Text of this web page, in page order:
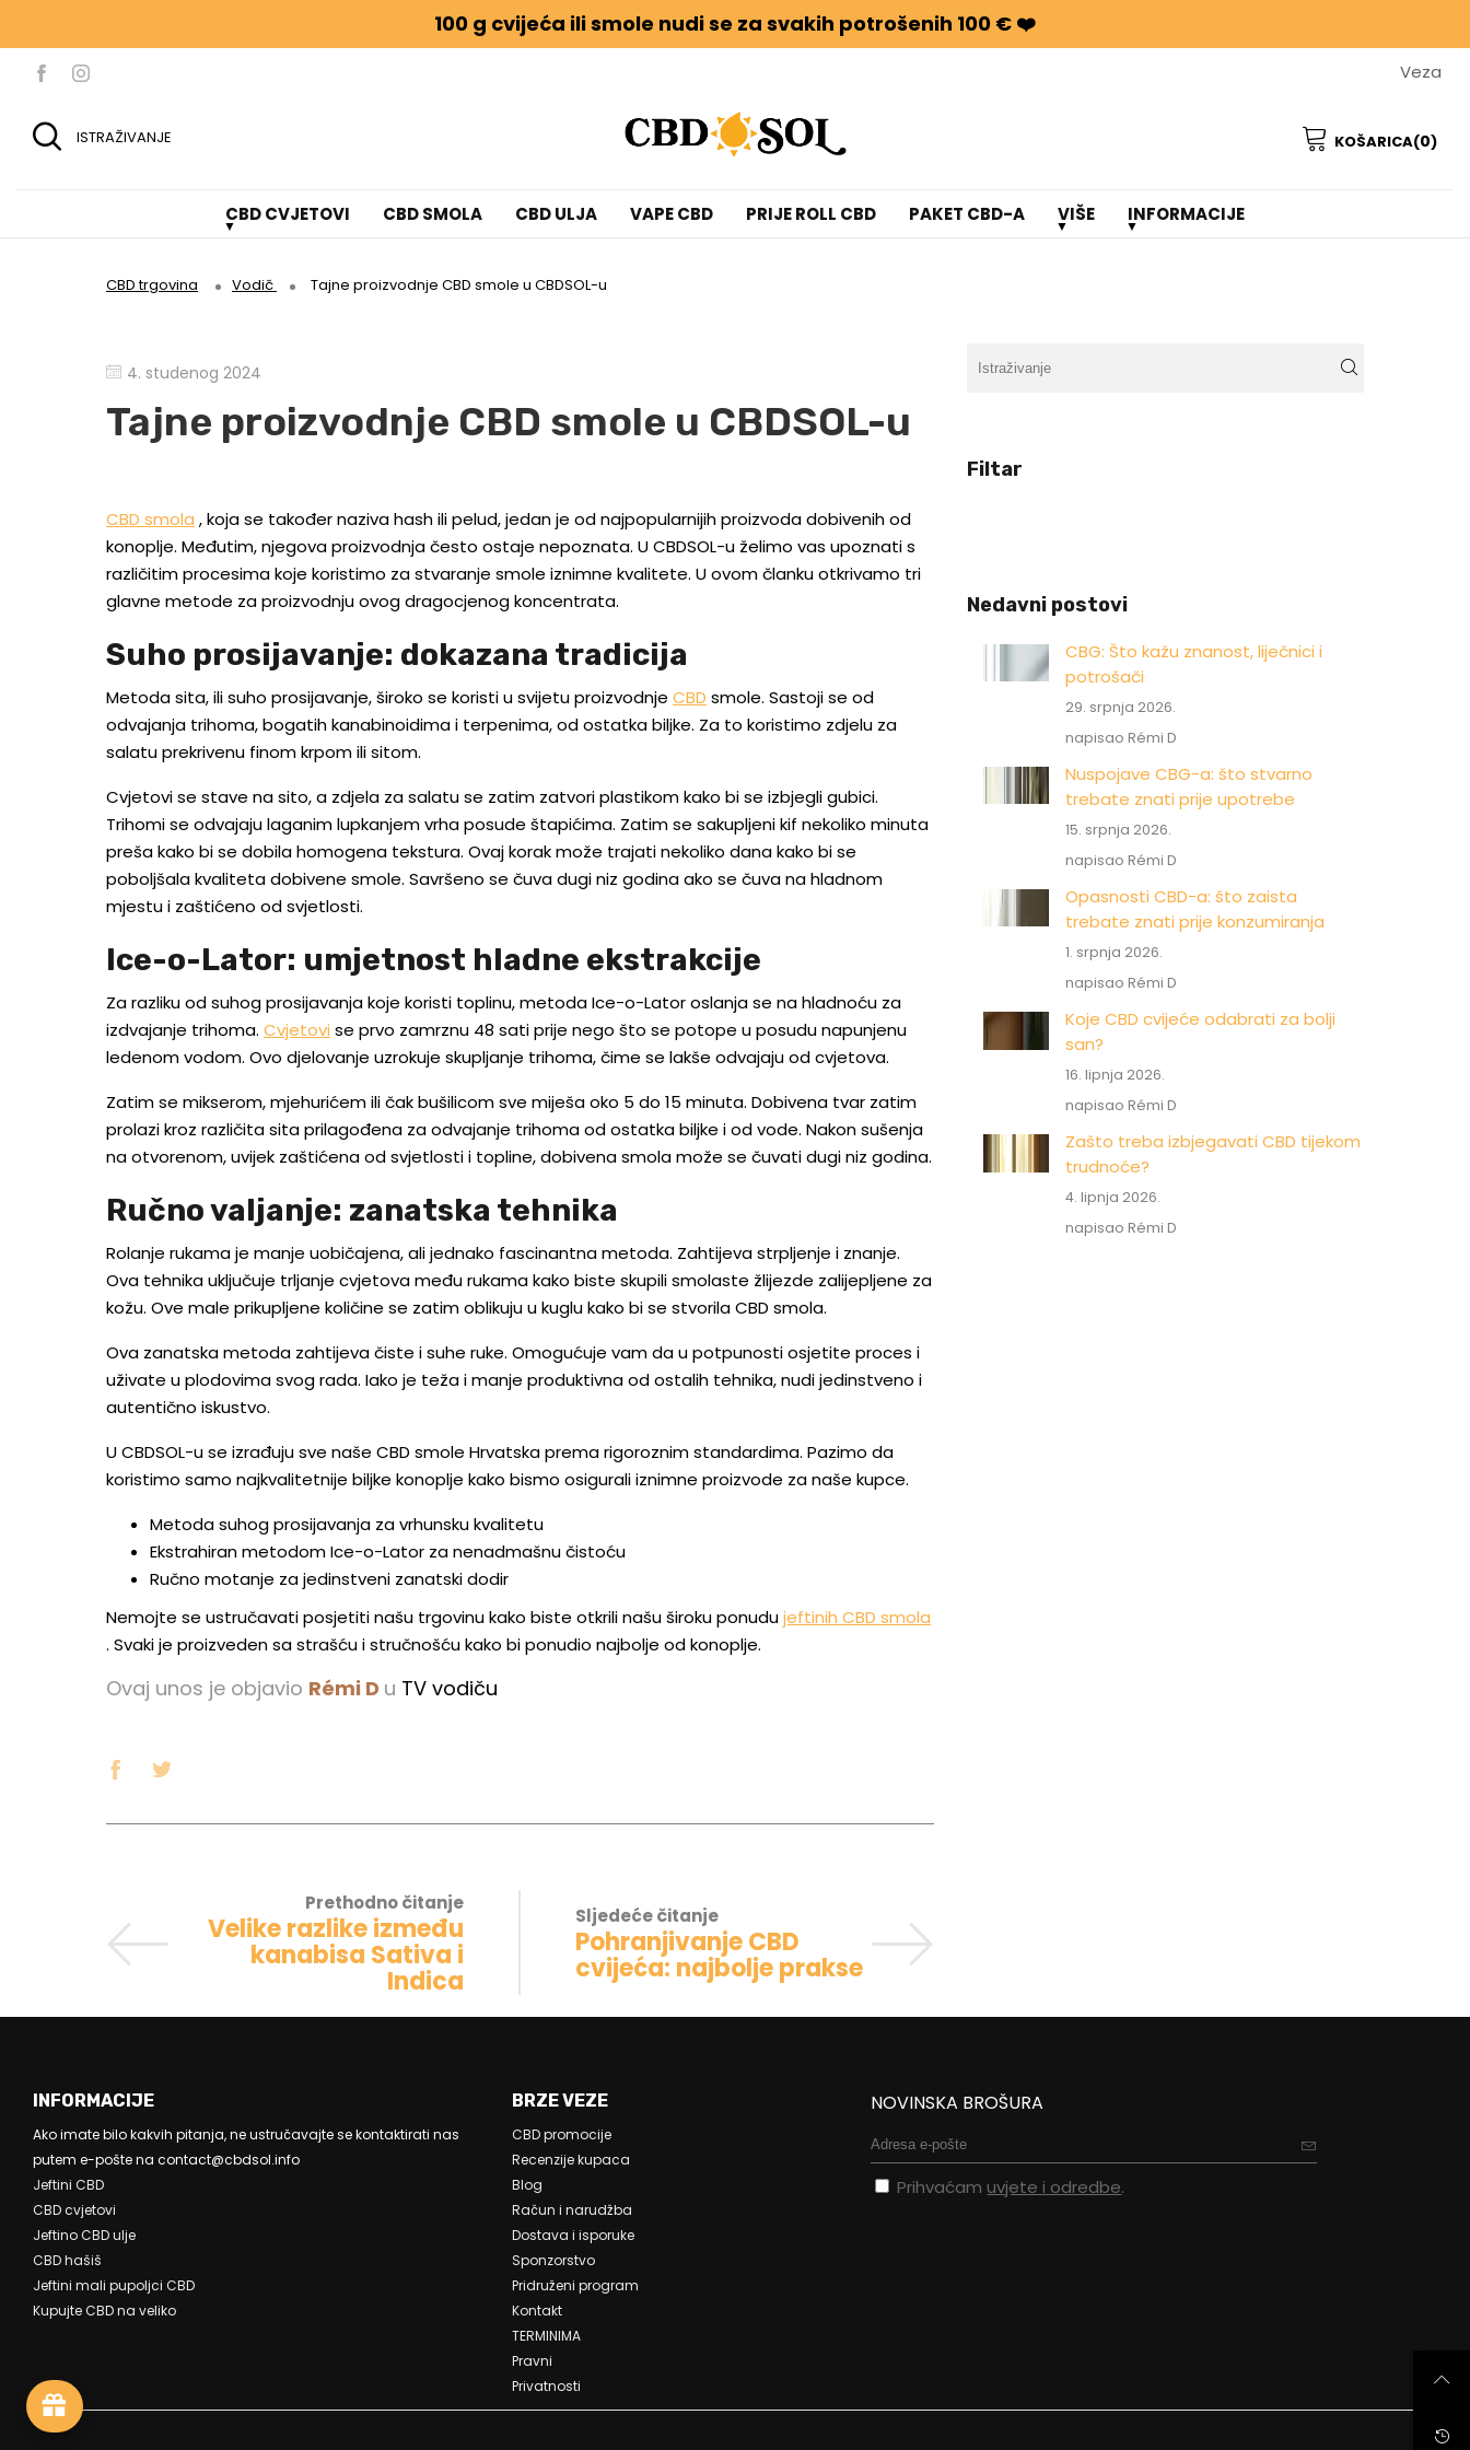
100 g cvijeća ili smole nudi se za svakih potrošenih 100 € ❤️
Veza
ISTRAŽIVANJE KOŠARICA(0)
CBD CVJETOVI CBD SMOLA CBD ULJA VAPE CBD PRIJE ROLL CBD PAKET CBD-A VIŠE INFORMACIJE
CBD trgovina Vodič Tajne proizvodnje CBD smole u CBDSOL-u
4. studenog 2024
Tajne proizvodnje CBD smole u CBDSOL-u
CBD smola , koja se također naziva hash ili pelud, jedan je od najpopularnijih proizvoda dobivenih od
konoplje. Međutim, njegova proizvodnja često ostaje nepoznata. U CBDSOL-u želimo vas upoznati s
različitim procesima koje koristimo za stvaranje smole iznimne kvalitete. U ovom članku otkrivamo tri
glavne metode za proizvodnju ovog dragocjenog koncentrata.
Suho prosijavanje: dokazana tradicija
Metoda sita, ili suho prosijavanje, široko se koristi u svijetu proizvodnje CBD smole. Sastoji se od
odvajanja trihoma, bogatih kanabinoidima i terpenima, od ostatka biljke. Za to koristimo zdjelu za
salatu prekrivenu finom krpom ili sitom.
Cvjetovi se stave na sito, a zdjela za salatu se zatim zatvori plastikom kako bi se izbjegli gubici.
Trihomi se odvajaju laganim lupkanjem vrha posude štapićima. Zatim se sakupljeni kif nekoliko minuta
preša kako bi se dobila homogena tekstura. Ovaj korak može trajati nekoliko dana kako bi se
poboljšala kvaliteta dobivene smole. Savršeno se čuva dugi niz godina ako se čuva na hladnom
mjestu i zaštićeno od svjetlosti.
Ice-o-Lator: umjetnost hladne ekstrakcije
Za razliku od suhog prosijavanja koje koristi toplinu, metoda Ice-o-Lator oslanja se na hladnoću za
izdvajanje trihoma. Cvjetovi se prvo zamrznu 48 sati prije nego što se potope u posudu napunjenu
ledenom vodom. Ovo djelovanje uzrokuje skupljanje trihoma, čime se lakše odvajaju od cvjetova.
Zatim se mikserom, mjehurićem ili čak bušilicom sve miješa oko 5 do 15 minuta. Dobivena tvar zatim
prolazi kroz različita sita prilagođena za odvajanje trihoma od ostatka biljke i od vode. Nakon sušenja
na otvorenom, uvijek zaštićena od svjetlosti i topline, dobivena smola može se čuvati dugi niz godina.
Ručno valjanje: zanatska tehnika
Rolanje rukama je manje uobičajena, ali jednako fascinantna metoda. Zahtijeva strpljenje i znanje.
Ova tehnika uključuje trljanje cvjetova među rukama kako biste skupili smolaste žlijezde zalijepljene za
kožu. Ove male prikupljene količine se zatim oblikuju u kuglu kako bi se stvorila CBD smola.
Ova zanatska metoda zahtijeva čiste i suhe ruke. Omogućuje vam da u potpunosti osjetite proces i
uživate u plodovima svog rada. Iako je teža i manje produktivna od ostalih tehnika, nudi jedinstveno i
autentično iskustvo.
U CBDSOL-u se izrađuju sve naše CBD smole Hrvatska prema rigoroznim standardima. Pazimo da
koristimo samo najkvalitetnije biljke konoplje kako bismo osigurali iznimne proizvode za naše kupce.
Metoda suhog prosijavanja za vrhunsku kvalitetu
Ekstrahiran metodom Ice-o-Lator za nenadmašnu čistoću
Ručno motanje za jedinstveni zanatski dodir
Nemojte se ustručavati posjetiti našu trgovinu kako biste otkrili našu široku ponudujeftinih CBD smola
. Svaki je proizveden sa strašću i stručnošću kako bi ponudio najbolje od konoplje.
Ovaj unos je objavio Rémi D u TV vodiču
Prethodno čitanje
Velike razlike između
kanabisa Sativa i
Indica
Sljedeće čitanje
Pohranjivanje CBD
cvijeća: najbolje prakse
Filtar
Nedavni postovi
CBG: Što kažu znanost, liječnici i
potrošači
29. srpnja 2026.
napisao Rémi D
Nuspojave CBG-a: što stvarno
trebate znati prije upotrebe
15. srpnja 2026.
napisao Rémi D
Opasnosti CBD-a: što zaista
trebate znati prije konzumiranja
1. srpnja 2026.
napisao Rémi D
Koje CBD cvijeće odabrati za bolji
san?
16. lipnja 2026.
napisao Rémi D
Zašto treba izbjegavati CBD tijekom
trudnoće?
4. lipnja 2026.
napisao Rémi D
INFORMACIJE
Ako imate bilo kakvih pitanja, ne ustručavajte se kontaktirati nas
putem e-pošte na contact@cbdsol.info
Jeftini CBD
CBD cvjetovi
Jeftino CBD ulje
CBD hašiš
Jeftini mali pupoljci CBD
Kupujte CBD na veliko
BRZE VEZE
CBD promocije
Recenzije kupaca
Blog
Račun i narudžba
Dostava i isporuke
Sponzorstvo
Pridruženi program
Kontakt
TERMINIMA
Pravni
Privatnosti
NOVINSKA BROŠURA
Prihvaćamuvjete i odredbe.